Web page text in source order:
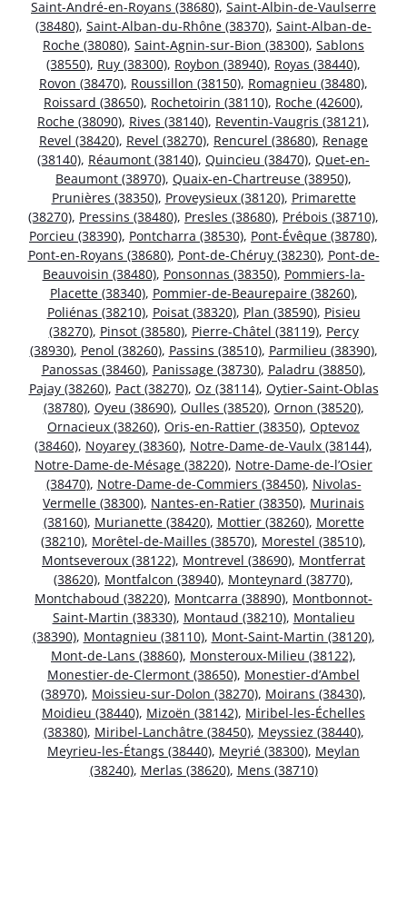
Saint-André-en-Royans (38680), Saint-Albin-de-Vaulserre
(38480), Saint-Alban-du-Rhône (38370), Saint-Alban-de-
Roche (38080), Saint-Agnin-sur-Bion (38300), Sablons
(38550), Ruy (38300), Roybon (38940), Royas (38440),
Rovon (38470), Roussillon (38150), Romagnieu (38480),
Roissard (38650), Rochetoirin (38110), Roche (42600),
Roche (38090), Rives (38140), Reventin-Vaugris (38121),
Revel (38420), Revel (38270), Rencurel (38680), Renage
(38140), Réaumont (38140), Quincieu (38470), Quet-en-
Beaumont (38970), Quaix-en-Chartreuse (38950),
Prunières (38350), Proveysieux (38120), Primarette
(38270), Pressins (38480), Presles (38680), Prébois (38710),
Porcieu (38390), Pontcharra (38530), Pont-Évêque (38780),
Pont-en-Royans (38680), Pont-de-Chéruy (38230), Pont-de-
Beauvoisin (38480), Ponsonnas (38350), Pommiers-la-
Placette (38340), Pommier-de-Beaurepaire (38260),
Poliénas (38210), Poisat (38320), Plan (38590), Pisieu
(38270), Pinsot (38580), Pierre-Châtel (38119), Percy
(38930), Penol (38260), Passins (38510), Parmilieu (38390),
Panossas (38460), Panissage (38730), Paladru (38850),
Pajay (38260), Pact (38270), Oz (38114), Oytier-Saint-Oblas
(38780), Oyeu (38690), Oulles (38520), Ornon (38520),
Ornacieux (38260), Oris-en-Rattier (38350), Optevoz
(38460), Noyarey (38360), Notre-Dame-de-Vaulx (38144),
Notre-Dame-de-Mésage (38220), Notre-Dame-de-l’Osier
(38470), Notre-Dame-de-Commiers (38450), Nivolas-
Vermelle (38300), Nantes-en-Ratier (38350), Murinais
(38160), Murianette (38420), Mottier (38260), Morette
(38210), Morêtel-de-Mailles (38570), Morestel (38510),
Montseveroux (38122), Montrevel (38690), Montferrat
(38620), Montfalcon (38940), Monteynard (38770),
Montchaboud (38220), Montcarra (38890), Montbonnot-
Saint-Martin (38330), Montaud (38210), Montalieu
(38390), Montagnieu (38110), Mont-Saint-Martin (38120),
Mont-de-Lans (38860), Monsteroux-Milieu (38122),
Monestier-de-Clermont (38650), Monestier-d’Ambel
(38970), Moissieu-sur-Dolon (38270), Moirans (38430),
Moidieu (38440), Mizoën (38142), Miribel-les-Échelles
(38380), Miribel-Lanchâtre (38450), Meyssiez (38440),
Meyrieu-les-Étangs (38440), Meyrié (38300), Meylan
(38240), Merlas (38620), Mens (38710)